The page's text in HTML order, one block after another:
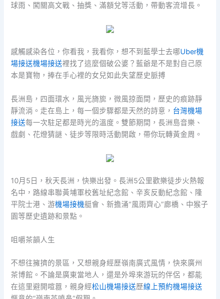
球雨、闖關高文戰、抽獎、滿額兌等活動，帶動客流增長。
感觸感染各位，你看我，我看你，想不到藍學士去哪Uber機
場接送機場接送裡找了這麼個破公婆？藍爺是不是對自己原
本是寶物，捧在手心裡的女兒如此失望歷史脈搏
長洲島，四面環水，風光旖旎，微風掠面間，歷史的痕跡靜
靜流淌。走在島上，每一個步驟都是天然的詩意， 台灣機場
接送每一次駐足都是時光的溫度。雙節期間，長洲島音樂、
戲劇、花燈猜謎、徒步等限時活動開啟，帶你玩轉黃金周。
10月5日，秋天長洲，快樂出發。長洲5公里歡樂徒步火熱報
名中，路線串聯黃埔軍校舊址紀念館、辛亥反動紀念館、隆
平院士港、游機場接機艇會、新擔涌“風雨齊心”廊橋、中猴子
園等歷史遺跡和景點。
咀嚼茶韻人生
不想往擁擠的景區，又想親身經歷嶺南廣式風情，快來廣州
茶博館。不論是廣東當地人，還是外埠來游玩的伴侶，都能
在這里避開喧囂，親身經松山機場接送歷線上預約機場接送